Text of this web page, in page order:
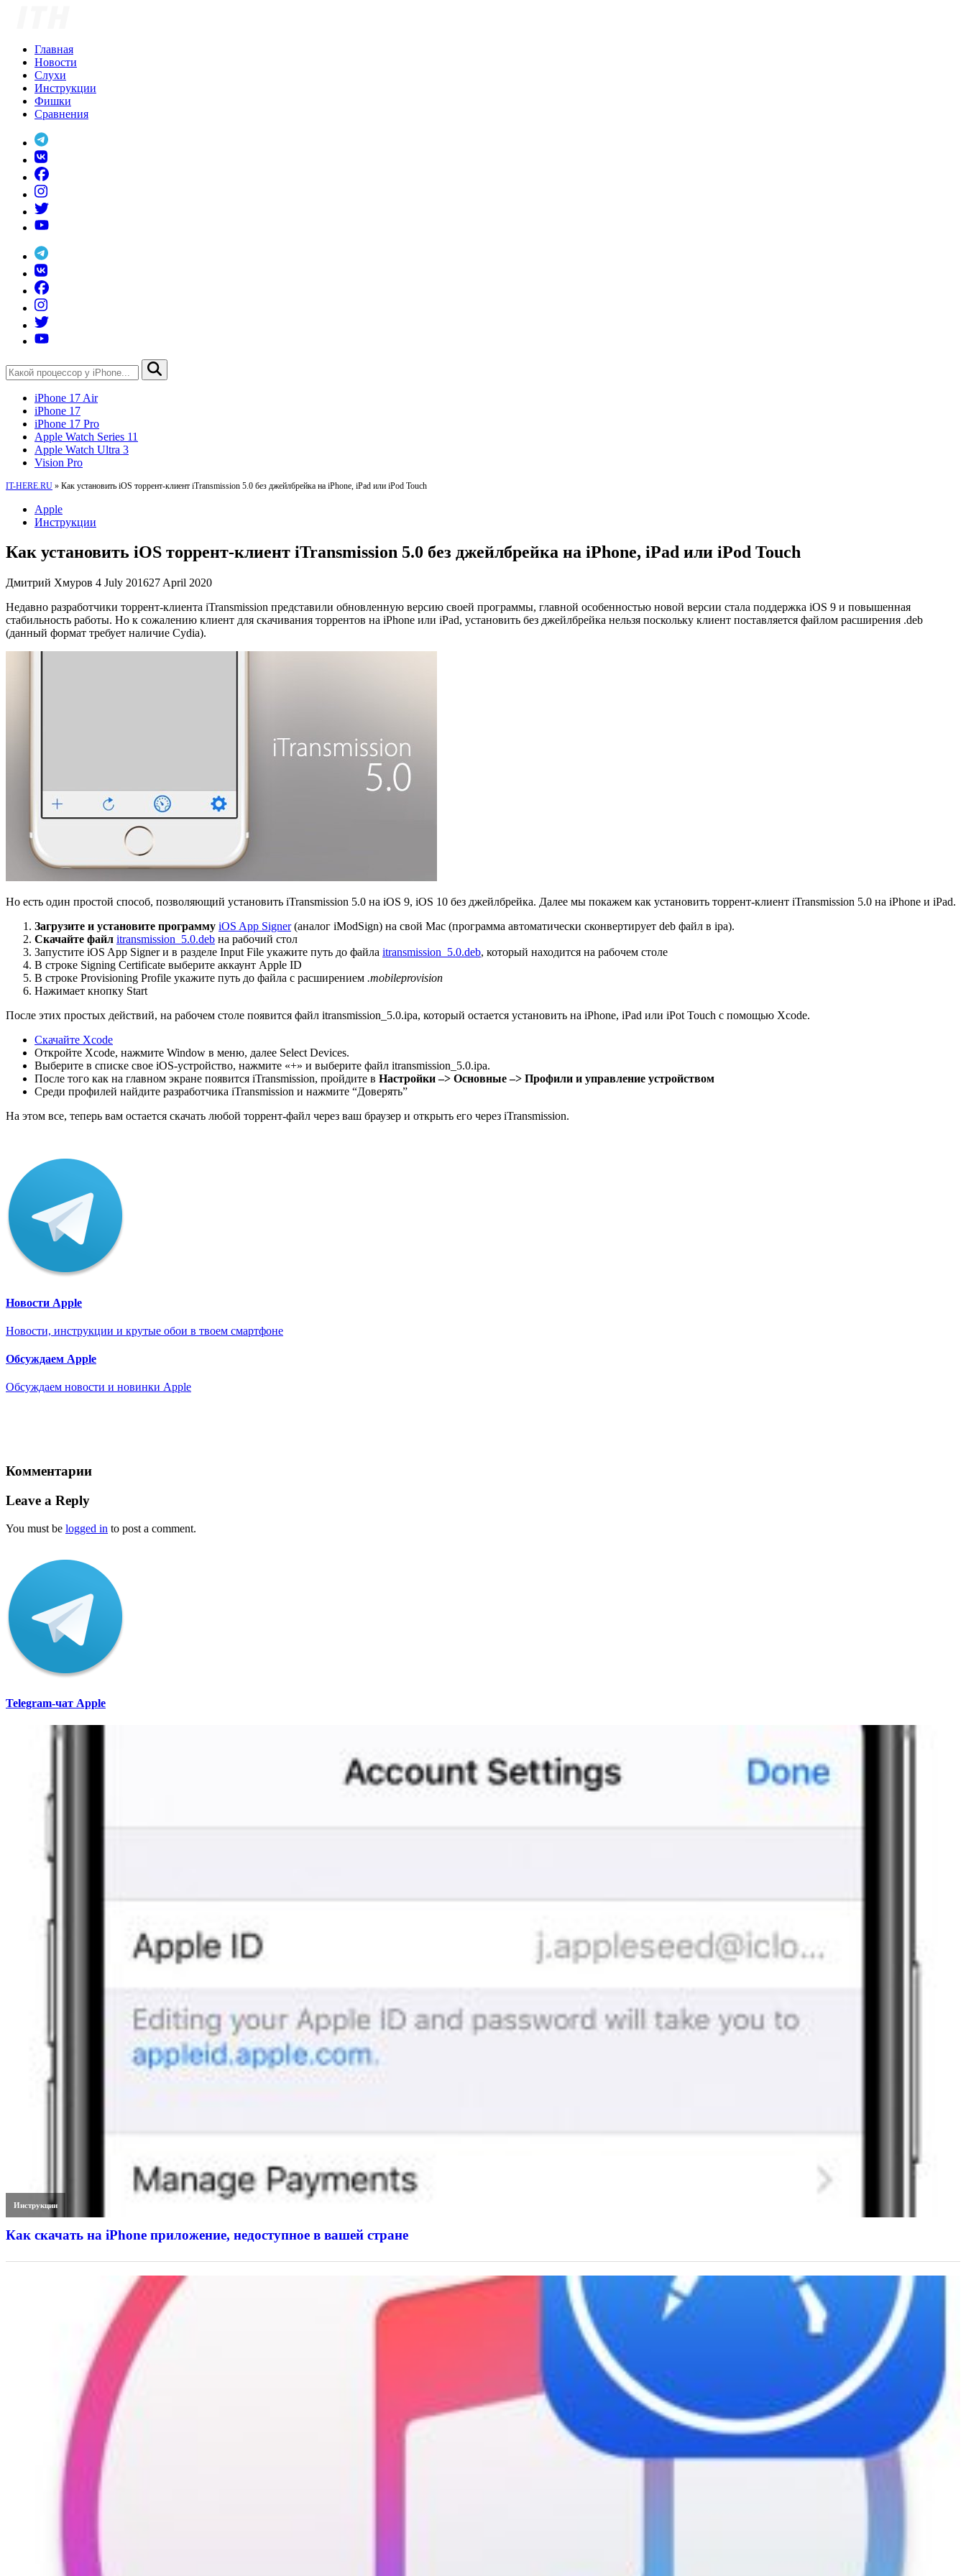
Главная
Новости
Слухи
Инструкции
Фишки
Сравнения
iPhone 17 Air
iPhone 17
iPhone 17 Pro
Apple Watch Series 11
Apple Watch Ultra 3
Vision Pro
IT-HERE.RU » Как установить iOS торрент-клиент iTransmission 5.0 без джейлбрейка на iPhone, iPad или iPod Touch
Apple
Инструкции
Как установить iOS торрент-клиент iTransmission 5.0 без джейлбрейка на iPhone, iPad или iPod Touch
Дмитрий Хмуров 4 July 201627 April 2020
Недавно разработчики торрент-клиента iTransmission представили обновленную версию своей программы, главной особенностью новой версии стала поддержка iOS 9 и повышенная
стабильность работы. Но к сожалению клиент для скачивания торрентов на iPhone или iPad, установить без джейлбрейка нельзя поскольку клиент поставляется файлом расширения .deb
(данный формат требует наличие Cydia).
Но есть один простой способ, позволяющий установить iTransmission 5.0 на iOS 9, iOS 10 без джейлбрейка. Далее мы покажем как установить торрент-клиент iTransmission 5.0 на iPhone и iPad.
Загрузите и установите программу iOS App Signer(аналог iModSign) на свой Mac (программа автоматически сконвертирует deb файл в ipa).
Скачайте файл itransmission_5.0.deb на рабочий стол
Запустите iOS App Signer и в разделе Input File укажите путь до файла itransmission_5.0.deb, который находится на рабочем столе
В строке Signing Certificate выберите аккаунт Apple ID
В строке Provisioning Profile укажите путь до файла с расширением .mobileprovision
Нажимает кнопку Start
После этих простых действий, на рабочем столе появится файл itransmission_5.0.ipa, который остается установить на iPhone, iPad или iPot Touch с помощью Xcode.
Скачайте Xcode
Откройте Xcode, нажмите Window в меню, далее Select Devices.
Выберите в списке свое iOS-устройство, нажмите «+» и выберите файл itransmission_5.0.ipa.
После того как на главном экране появится iTransmission, пройдите в Настройки –> Основные –> Профили и управление устройством
Среди профилей найдите разработчика iTransmission и нажмите “Доверять”
На этом все, теперь вам остается скачать любой торрент-файл через ваш браузер и открыть его через iTransmission.
Новости Apple
Новости, инструкции и крутые обои в твоем смартфоне
Обсуждаем Apple
Обсуждаем новости и новинки Apple
Комментарии
Leave a Reply
You must be logged in to post a comment.
Telegram-чат Apple
Инструкции
Как скачать на iPhone приложение, недоступное в вашей стране